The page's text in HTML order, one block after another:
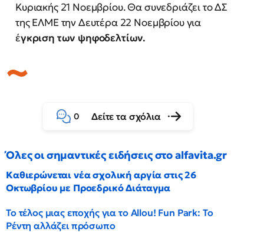
Κυριακής 21 Νοεμβρίου. Θα συνεδριάζει το ΔΣ
της ΕΛΜΕ την Δευτέρα 22 Νοεμβρίου για
έγκριση των ψηφοδελτίων.
0 Δείτε τα σχόλια
Όλες οι σημαντικές ειδήσεις στο alfavita.gr
Καθιερώνεται νέα σχολική αργία στις 26
Οκτωβρίου με Προεδρικό Διάταγμα
Το τέλος μιας εποχής για το Allou! Fun Park: Το
Ρέντη αλλάζει πρόσωπο